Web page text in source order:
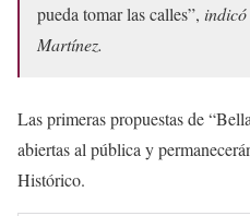
pueda tomar las calles”,
Martínez.
Las primeras propuestas de
abiertas al pública y
Histórico.